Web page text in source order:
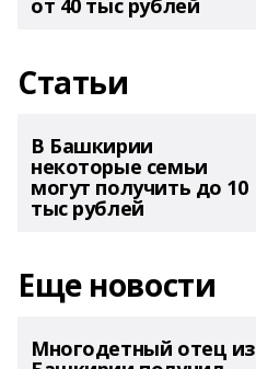
от 40 тыс рублей
Статьи
В Башкирии
некоторые семьи
могут получить до 10
тыс рублей
Еще новости
Многодетный отец из